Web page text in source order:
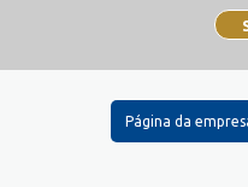
Página da